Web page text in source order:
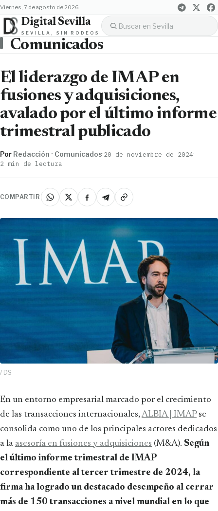
viernes, 7 de agosto de 2026
Digital Sevilla
SEVILLA, SIN RODEOS
Comunicados
El liderazgo de IMAP en
fusiones y adquisiciones,
avalado por el último informe
trimestral publicado
Por Redacción · Comunicados·20 de noviembre de 2024·
2 min de lectura
COMPARTIR
/ DS
En un entorno empresarial marcado por el crecimiento
de las transacciones internacionales,ALBIA | IMAPse
consolida como uno de los principales actores dedicados
a la asesoría en fusiones y adquisiciones (M&A). Según
el último informe trimestral de IMAP
correspondiente al tercer trimestre de 2024, la
firma ha logrado un destacado desempeño al cerrar
más de 150 transacciones a nivel mundial en lo que